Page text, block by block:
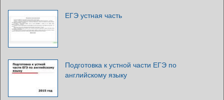
ЕГЭ устная часть
Подготовка к устной части ЕГЭ по
английскому языку